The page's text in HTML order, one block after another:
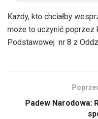
Każdy, kto chciałby
może to uczynić poprzez
Podstawowej nr 8 z
Padew Narodowa: